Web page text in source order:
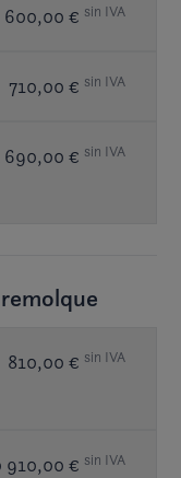
600,00 € sin IVA
710,00 € sin IVA
690,00 € sin IVA
810,00 € sin IVA
910,00 € sin IVA